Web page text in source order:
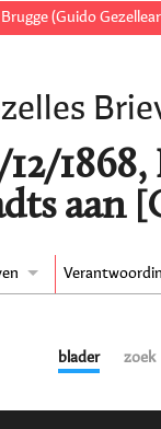
(Guido
12/
aan
blader zoek